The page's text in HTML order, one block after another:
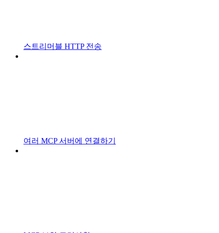
스트리머블 HTTP 전송
여러 MCP 서버에 연결하기